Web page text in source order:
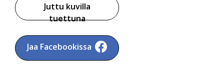
Juttu kuvilla
tuettuna
Jaa Facebookissa